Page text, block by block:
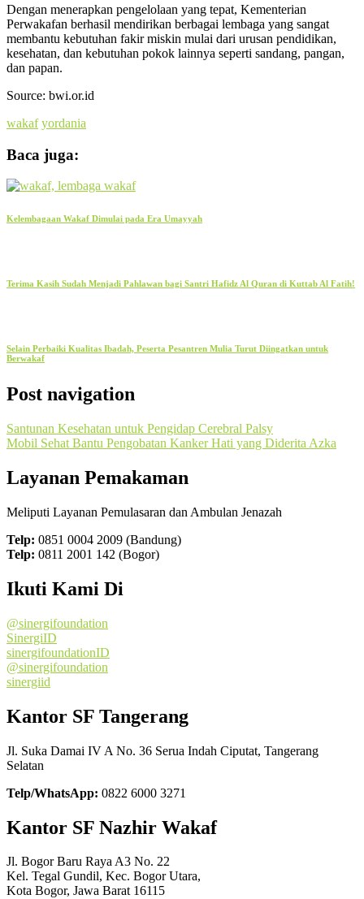
Dengan menerapkan pengelolaan yang tepat, Kementerian
Perwakafan berhasil mendirikan berbagai lembaga yang sangat
membantu kebutuhan fakir miskin mulai dari urusan pendidikan,
kesehatan, dan kebutuhan pokok lainnya seperti sandang, pangan,
dan papan.
Source: bwi.or.id
wakaf yordania
Baca juga:
Kelembagaan Wakaf Dimulai pada Era Umayyah
Terima Kasih Sudah Menjadi Pahlawan bagi Santri Hafidz Al Quran di Kuttab Al Fatih!
Selain Perbaiki Kualitas Ibadah, Peserta Pesantren Mulia Turut Diingatkan untuk
Berwakaf
Post navigation
Santunan Kesehatan untuk Pengidap Cerebral Palsy
Mobil Sehat Bantu Pengobatan Kanker Hati yang Diderita Azka
Layanan Pemakaman
Meliputi Layanan Pemulasaran dan Ambulan Jenazah
Telp: 0851 0004 2009 (Bandung)
Telp: 0811 2001 142 (Bogor)
Ikuti Kami Di
@sinergifoundation
SinergiID
sinergifoundationID
@sinergifoundation
sinergiid
Kantor SF Tangerang
Jl. Suka Damai IV A No. 36 Serua Indah Ciputat, Tangerang
Selatan
Telp/WhatsApp: 0822 6000 3271
Kantor SF Nazhir Wakaf
Jl. Bogor Baru Raya A3 No. 22
Kel. Tegal Gundil, Kec. Bogor Utara,
Kota Bogor, Jawa Barat 16115